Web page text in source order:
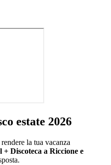
estate 2026
la tua vacanza
Discoteca a Riccione e